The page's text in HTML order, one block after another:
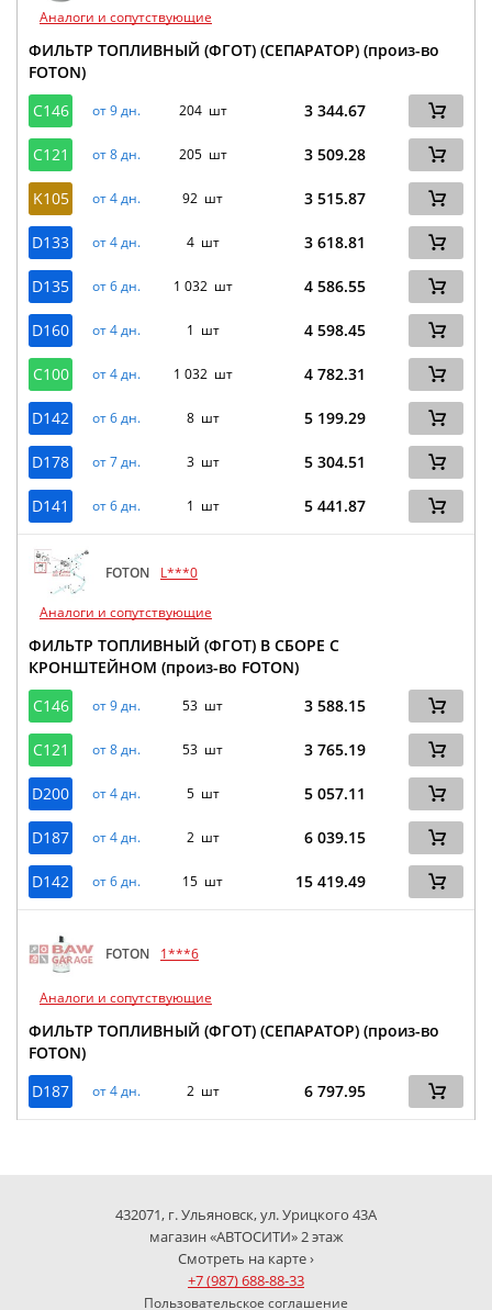
Аналоги и сопутствующие
ФИЛЬТР ТОПЛИВНЫЙ (ФГОТ) (СЕПАРАТОР) (произ-во
FOTON)
C146
от 9 дн. 204 шт 3 344.67
C121 от 8 дн. 205 шт 3 509.28
K105 от 4 дн. 92 шт 3 515.87
D133 от 4 дн. 4 шт 3 618.81
D135 от 6 дн. 1 032 шт 4 586.55
D160 от 4 дн. 1 шт 4 598.45
C100 от 4 дн. 1 032 шт 4 782.31
D142 от 6 дн. 8 шт 5 199.29
D178 от 7 дн. 3 шт 5 304.51
D141 от 6 дн. 1 шт 5 441.87
FOTON L***0
Аналоги и сопутствующие
ФИЛЬТР ТОПЛИВНЫЙ (ФГОТ) В СБОРЕ С
КРОНШТЕЙНОМ (произ-во FOTON)
C146
от 9 дн. 53 шт 3 588.15
C121 от 8 дн. 53 шт 3 765.19
D200 от 4 дн. 5 шт 5 057.11
D187 от 4 дн. 2 шт 6 039.15
D142 от 6 дн. 15 шт 15 419.49
FOTON 1***6
Аналоги и сопутствующие
ФИЛЬТР ТОПЛИВНЫЙ (ФГОТ) (СЕПАРАТОР) (произ-во
FOTON)
D187
от 4 дн. 2 шт 6 797.95
432071, г. Ульяновск, ул. Урицкого 43А
магазин «АВТОСИТИ» 2 этаж
Смотреть на карте ›
+7 (987) 688-88-33
Пользовательское соглашение